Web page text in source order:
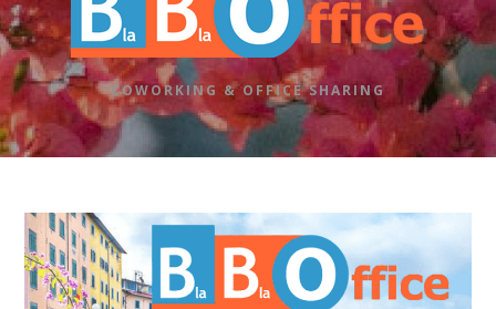
COWORKING & OFFICE SHARING